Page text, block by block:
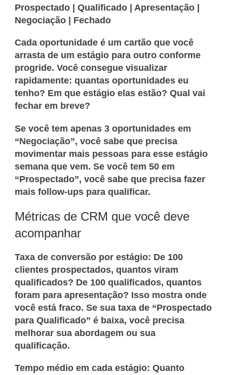
Prospectado | Qualificado | Apresentação |
Negociação | Fechado
Cada oportunidade é um cartão que você
arrasta de um estágio para outro conforme
progride. Você consegue visualizar
rapidamente: quantas oportunidades eu
tenho? Em que estágio elas estão? Qual vai
fechar em breve?
Se você tem apenas 3 oportunidades em
“Negociação”, você sabe que precisa
movimentar mais pessoas para esse estágio
semana que vem. Se você tem 50 em
“Prospectado”, você sabe que precisa fazer
mais follow-ups para qualificar.
Métricas de CRM que você deve
acompanhar
Taxa de conversão por estágio: De 100
clientes prospectados, quantos viram
qualificados? De 100 qualificados, quantos
foram para apresentação? Isso mostra onde
você está fraco. Se sua taxa de “Prospectado
para Qualificado” é baixa, você precisa
melhorar sua abordagem ou sua
qualificação.
Tempo médio em cada estágio: Quanto